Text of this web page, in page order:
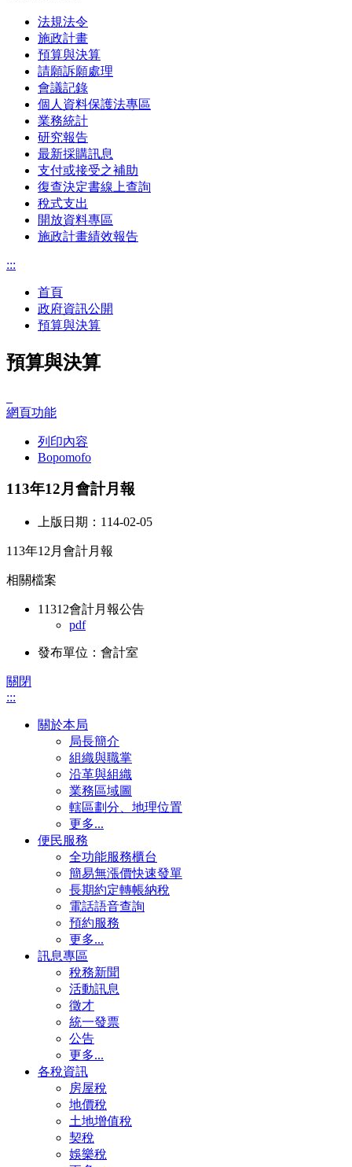
法規法令
施政計畫
預算與決算
請願訴願處理
會議記錄
個人資料保護法專區
業務統計
研究報告
最新採購訊息
支付或接受之補助
復查決定書線上查詢
稅式支出
開放資料專區
施政計畫績效報告
:::
首頁
政府資訊公開
預算與決算
預算與決算
網頁功能
列印內容
Bopomofo
113年12月會計月報
上版日期：114-02-05
113年12月會計月報
相關檔案
11312會計月報公告
pdf
發布單位：會計室
關閉
:::
關於本局
局長簡介
組織與職掌
沿革與組織
業務區域圖
轄區劃分、地理位置
更多...
便民服務
全功能服務櫃台
簡易無漲價快速發單
長期約定轉帳納稅
電話語音查詢
預約服務
更多...
訊息專區
稅務新聞
活動訊息
徵才
統一發票
公告
更多...
各稅資訊
房屋稅
地價稅
土地增值稅
契稅
娛樂稅